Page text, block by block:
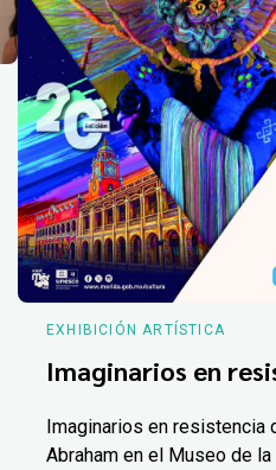
EXHIBICIÓN ARTÍSTICA
Imaginarios en
Imaginarios en resistencia
Abraham en el Museo de la